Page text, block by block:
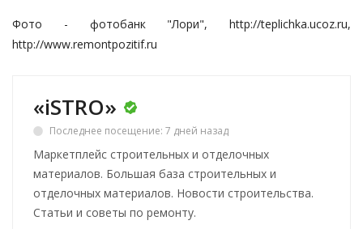
Фото - фотобанк "Лори", http://teplichka.ucoz.ru,
http://www.remontpozitif.ru
«iSTRO»
Последнее посещение: 7 дней назад
Маркетплейс строительных и отделочных
материалов. Большая база строительных и
отделочных материалов. Новости строительства.
Статьи и советы по ремонту.